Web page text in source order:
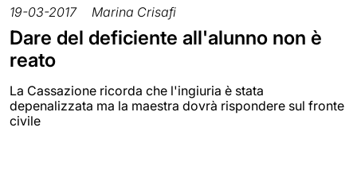
19-03-2017 Marina Crisafi
Dare del deficiente all'alunno non è
reato
La Cassazione ricorda che l'ingiuria è stata
depenalizzata ma la maestra dovrà rispondere sul fronte
civile